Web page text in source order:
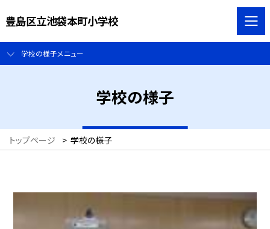
豊島区立池袋本町小学校
学校の様子メニュー
学校の様子
トップページ > 学校の様子